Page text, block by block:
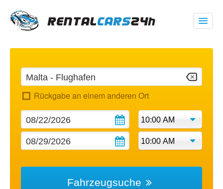
00 1 (347) 719 1928
$
USD
Rückgabe an einem anderen Ort
Fahrzeugsuche